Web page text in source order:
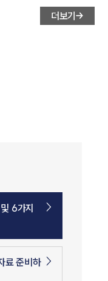
더보기
6가지
료 준비하